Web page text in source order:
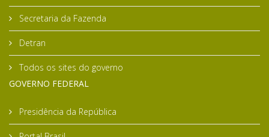
Secretaria da Fazenda
Detran
Todos os sites do governo
GOVERNO FEDERAL
Presidência da República